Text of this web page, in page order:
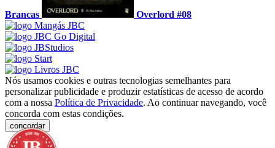
Brancas Overlord #08
Nós usamos cookies e outras tecnologias semelhantes para
personalizar publicidade e produzir estatísticas de acesso de acordo
com a nossa Política de Privacidade. Ao continuar navegando, você
concorda com estas condições.
concordar